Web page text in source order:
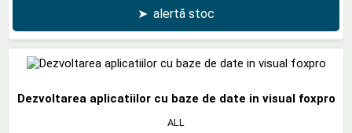
➤ alertă stoc
Dezvoltarea aplicatiilor cu baze de date in visual foxpro
ALL